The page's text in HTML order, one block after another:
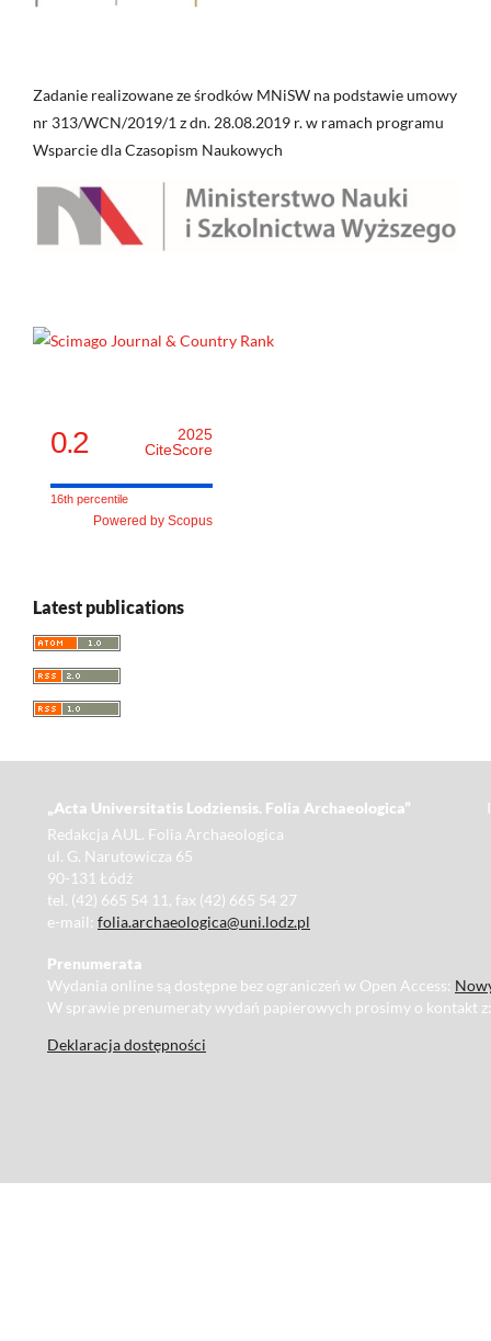
Zadanie realizowane ze środków MNiSW na podstawie umowy
nr 313/WCN/2019/1 z dn. 28.08.2019 r. w ramach programu
Wsparcie dla Czasopism Naukowych
0.2
2025
CiteScore
16th percentile
Powered by Scopus
Latest publications
„Acta Universitatis Lodziensis. Folia Archaeologica”
Redakcja AUL. Folia Archaeologica
ul. G. Narutowicza 65
90-131 Łódź
tel. (42) 665 54 11, fax (42) 665 54 27
e-mail: folia.archaeologica@uni.lodz.pl
Prenumerata
Wydania online są dostępne bez ograniczeń w Open Access:
W sprawie prenumeraty wydań papierowych prosimy o kontakt
Deklaracja dostępności